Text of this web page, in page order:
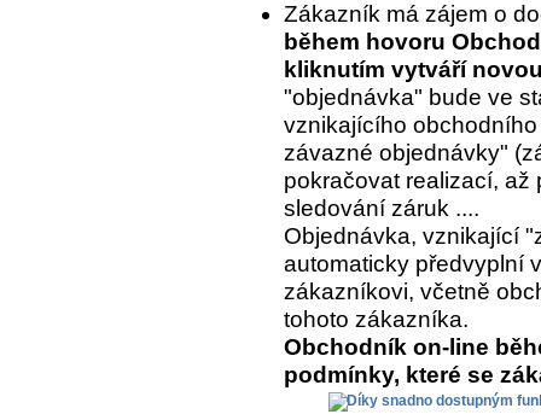
Zákazník má zájem o
během hovoru
kliknutím vytváří
"objednávka" bude ve
vznikajícího
závazné objednávky"
pokračovat realizací, až
sledování záruk ....
Objednávka, vznikající
automaticky předvyplní
zákazníkovi, včetně
tohoto zákazníka.
Obchodník on-line
podmínky, které se